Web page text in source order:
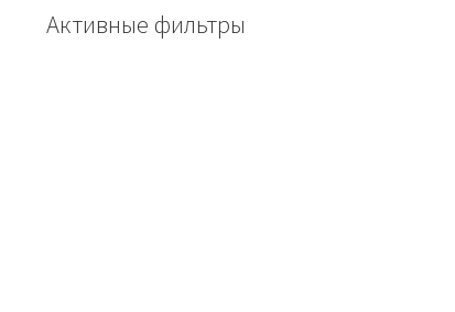
Активные фильтры